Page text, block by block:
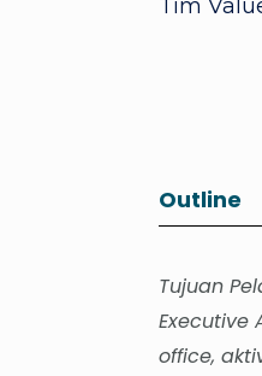
Tim
Outline
Tujuan
office,